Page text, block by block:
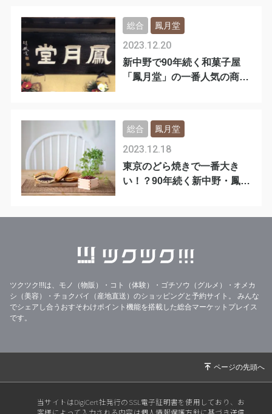
新中野で90年続く和菓子屋
「鳳月堂」の一番人気の商品
2023.12.20
総合 鳳月堂
東京のどら焼きで一番大き
い！？90年続く新中野・鳳月
2023.12.18
総合 鳳月堂
ツクツク!!!は、モノ（物販）・コト（体験）・ゴチソウ（グルメ）・オメカ
シ（美容）・チョクバイ（産地直送）のショッピングと予約サイト。
みんな
でシェアし合うおすそわけポイント機能を搭載した総合マーケットプレイス
です。
当サイトはDigiCert社発行のSSL電子証明書を使用しており、お